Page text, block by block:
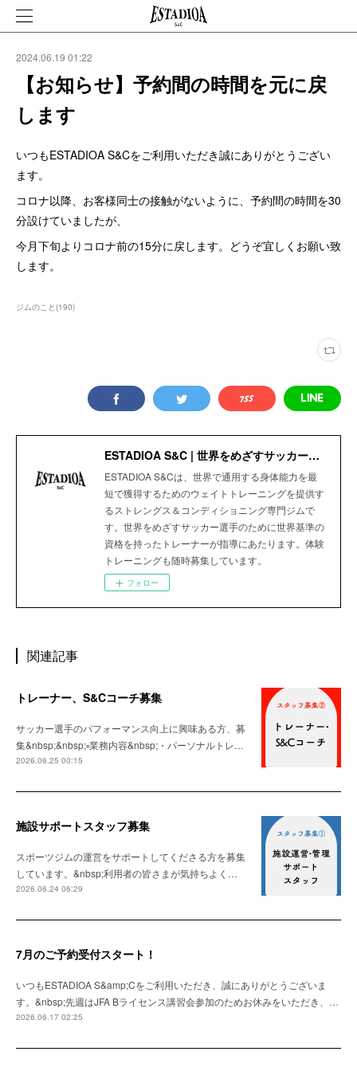
2024.06.19 01:22
【お知らせ】予約間の時間を元に戻
します
いつもESTADIOA S&Cをご利用いただき誠にありがとうござい
ます。
コロナ以降、お客様同士の接触がないように、予約間の時間を30
分設けていましたが、
今月下旬よりコロナ前の15分に戻します。どうぞ宜しくお願い致
します。
ジムのこと(190)
ESTADIOA S&C | 世界をめざすサッカー選手のためのStrength＆Conditioning Gym
ESTADIOA S&Cは、世界で通用する身体能力を最
短で獲得するためのウェイトトレーニングを提供す
るストレングス＆コンディショニング専門ジムで
す。世界をめざすサッカー選手のために世界基準の
資格を持ったトレーナーが指導にあたります。体験
トレーニングも随時募集しています。
フォロー
関連記事
トレーナー、S&Cコーチ募集
サッカー選手のパフォーマンス向上に興味ある方、募
集&nbsp;&nbsp;▫️業務内容&nbsp;・パーソナルトレ…
2026.06.25 00:15
施設サポートスタッフ募集
スポーツジムの運営をサポートしてくださる方を募集
しています。&nbsp;利用者の皆さまが気持ちよく…
2026.06.24 06:29
7月のご予約受付スタート！
いつもESTADIOA S&amp;Cをご利用いただき、誠にありがとうございま
す。&nbsp;先週はJFA Bライセンス講習会参加のためお休みをいただき、…
2026.06.17 02:25